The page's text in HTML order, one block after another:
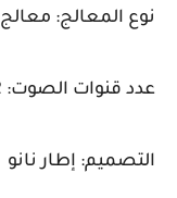
نوع المعالج: معالج A5 AI 4K
عدد قنوات الصوت: 2
التصميم: إطار نانو